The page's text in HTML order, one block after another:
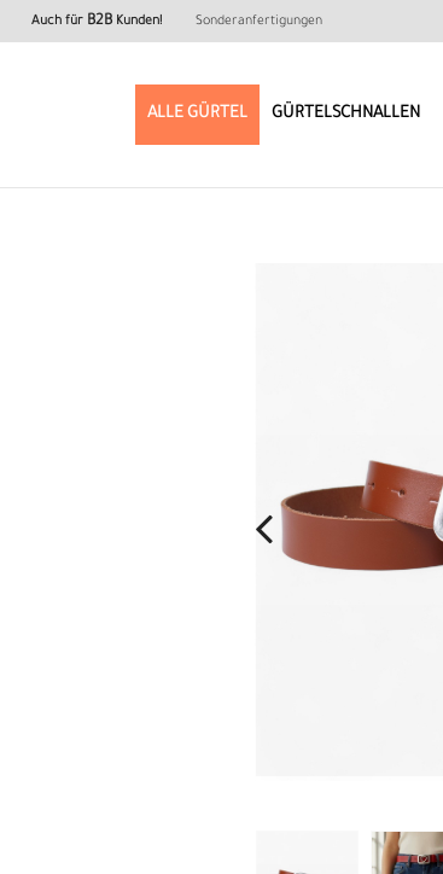
Auch für B2B Kunden! Sonderanfertigungen
ALLE GÜRTEL GÜRTELSCHNALLEN
W